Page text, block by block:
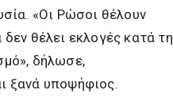
«Οι Ρώσοι θέλουν
θέλει εκλογές κατά τη
δήλωσε,
ξανά υποψήφιος.